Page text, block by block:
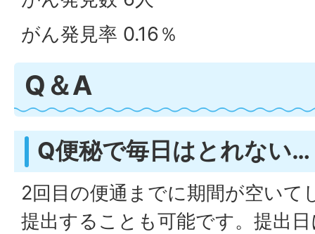
がん発見率 0.16％
Q＆A
Q便秘で毎日はとれない…
2回目の便通までに期間が空いて
提出することも可能です。提出